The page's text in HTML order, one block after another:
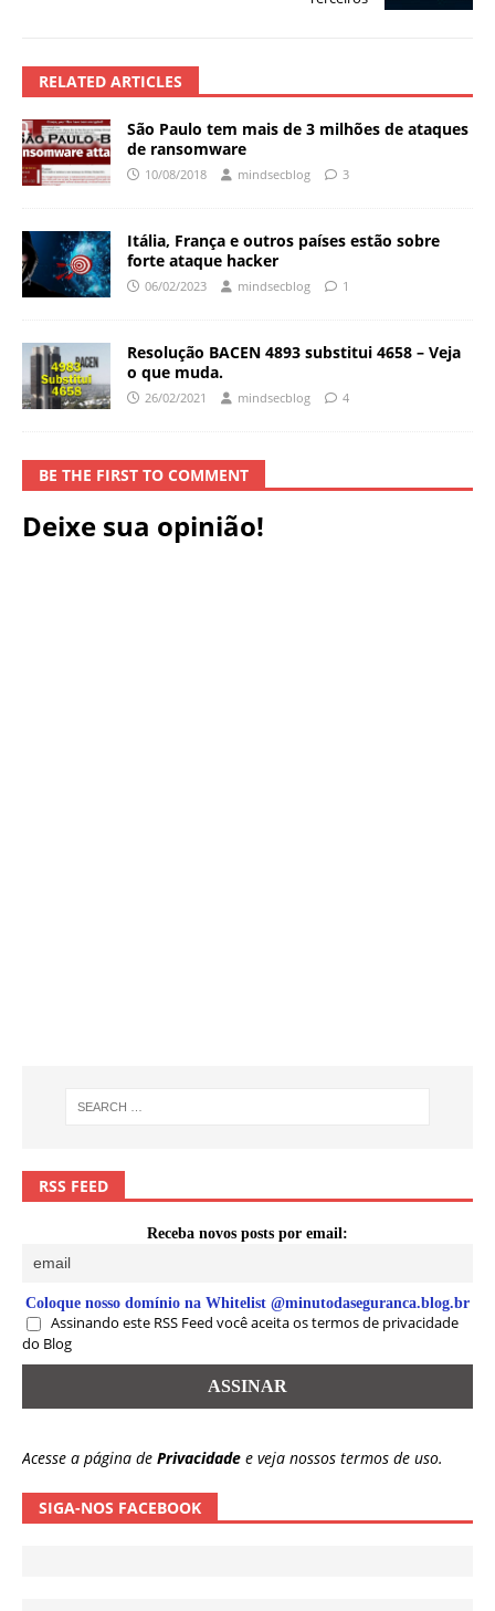
RELATED ARTICLES
São Paulo tem mais de 3 milhões de ataques
de ransomware
10/08/2018 mindsecblog 3
Itália, França e outros países estão sobre
forte ataque hacker
06/02/2023 mindsecblog 1
Resolução BACEN 4893 substitui 4658 – Veja
o que muda.
26/02/2021 mindsecblog 4
BE THE FIRST TO COMMENT
Deixe sua opinião!
RSS FEED
Receba novos posts por email:
Coloque nosso domínio na Whitelist @minutodaseguranca.blog.br
Assinando este RSS Feed você aceita os termos de privacidade
do Blog
Acesse a página de Privacidade e veja nossos termos de uso.
SIGA-NOS FACEBOOK